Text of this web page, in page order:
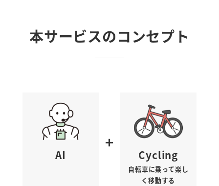
本サービスのコンセプト
AI
+
Cycling
自転車に乗って楽し
く移動する